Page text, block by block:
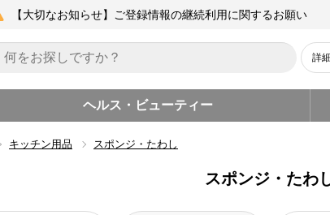
【大切なお知らせ】ご登録情報の継続利用に関するお願い
詳
ヘルス・ビューティー
キッチン用品 スポンジ・たわし
スポンジ・たわ